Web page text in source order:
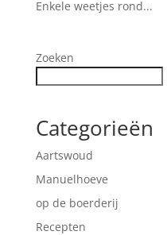
Enkele weetjes rond...
Zoeken
Categorieën
Aartswoud
Manuelhoeve
op de boerderij
Recepten